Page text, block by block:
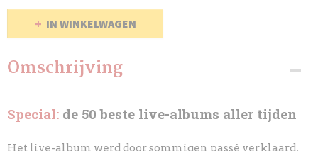
IN WINKELWAGEN
Omschrijving
Special: de 50 beste live-albums aller tijden
Het live-album werd door sommigen passé verklaard,